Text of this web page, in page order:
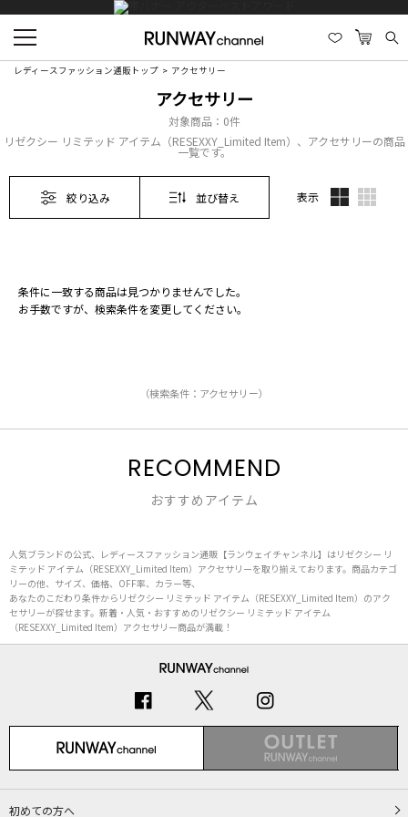
レディースファッション通販トップ アクセサリー
アクセサリー
対象商品： 0件
リゼクシー リミテッド アイテム（RESEXXY_Limited Item）、アクセサリーの商品
一覧です。
絞り込み 並び替え 表示
条件に一致する商品は見つかりませんでした。
お手数ですが、検索条件を変更してください。
（検索条件：アクセサリー）
RECOMMEND
おすすめアイテム
人気ブランドの公式、レディースファッション通販【ランウェイチャンネル】はリゼクシー リ
ミテッド アイテム（RESEXXY_Limited Item）アクセサリーを取り揃えております。商品カテゴ
リーの他、サイズ、価格、OFF率、カラー等、
あなたのこだわり条件からリゼクシー リミテッド アイテム（RESEXXY_Limited Item）のアク
セサリーが探せます。新着・人気・おすすめのリゼクシー リミテッド アイテム
（RESEXXY_Limited Item）アクセサリー商品が満載！
初めての方へ